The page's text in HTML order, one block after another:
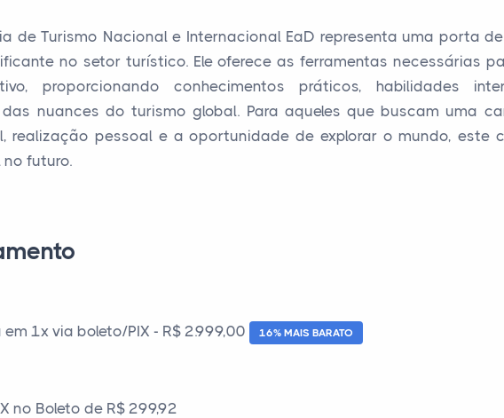
de Turismo Nacional e Internacional EaD representa uma porta
no setor turístico. Ele oferece as ferramentas necessárias
proporcionando conhecimentos práticos, habilidades
nuances do turismo global. Para aqueles que buscam uma
realização pessoal e a oportunidade de explorar o mundo, este
futuro.
1x via boleto/PIX - R$ 2.999,00 16% MAIS BARATO
no Boleto de R$ 299,92